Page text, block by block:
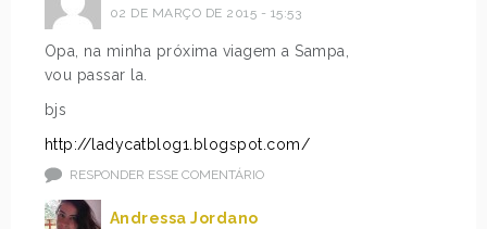
02 DE MARÇO DE 2015 - 15:53
Opa, na minha próxima viagem a Sampa,
vou passar la.
bjs
http://ladycatblog1.blogspot.com/
RESPONDER ESSE COMENTÁRIO
Andressa Jordano